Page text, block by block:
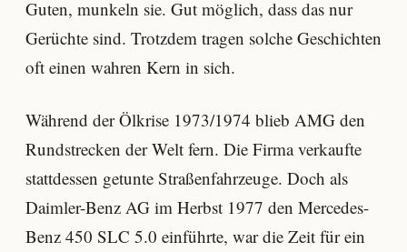
Guten, munkeln sie. Gut möglich, dass das nur
Gerüchte sind. Trotzdem tragen solche Geschichten
oft einen wahren Kern in sich.
Während der Ölkrise 1973/1974 blieb AMG den
Rundstrecken der Welt fern. Die Firma verkaufte
stattdessen getunte Straßenfahrzeuge. Doch als
Daimler-Benz AG im Herbst 1977 den Mercedes-
Benz 450 SLC 5.0 einführte, war die Zeit für ein